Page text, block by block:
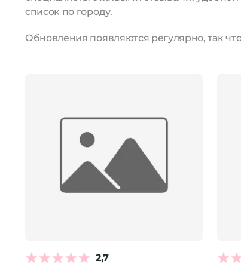
список по городу.
Обновления появляются регулярно, так
2,7